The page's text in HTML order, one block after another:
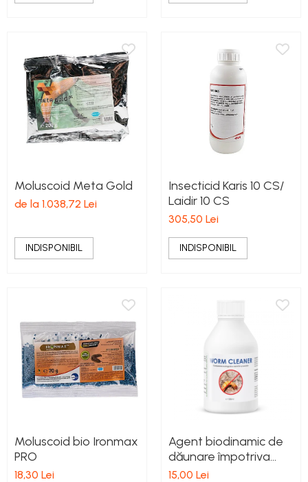
Moluscoid Meta Gold
de la 1.038,72 Lei
INDISPONIBIL
Insecticid Karis 10 CS/
Laidir 10 CS
305,50 Lei
INDISPONIBIL
Moluscoid bio Ironmax
PRO
18,30 Lei
Agent biodinamic de
dăunare împotriva
viermilor și a
15,00 Lei